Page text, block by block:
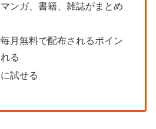
ンガ、書籍、雑誌がまとめ
月無料で配布されるポイン
る
試せる